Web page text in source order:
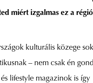
miért izgalmas ez a
kulturális közege
– nem csak én
lifestyle magazinok is így